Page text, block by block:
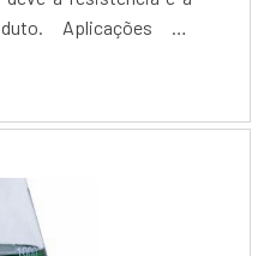
Aplicações do
está em constante
por conta das
da....